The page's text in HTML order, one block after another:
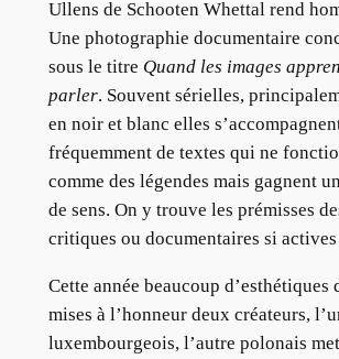
Ullens de Schooten Whettal rend
Une photographie documentaire
sous le titre Quand les images
parler. Souvent sérielles,
en noir et blanc elles
fréquemment de textes qui ne
comme des légendes mais gagnent
de sens. On y trouve les prémisses
critiques ou documentaires si
Cette année beaucoup d’esthétiques
mises à l’honneur deux créateurs,
luxembourgeois, l’autre polonais